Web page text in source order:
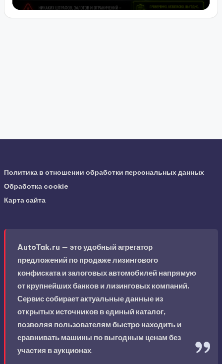
Политика в отношении обработки персональных данных
Обработка cookie
Карта сайта
AutoTak.ru — это удобный агрегатор
предложений по продаже лизингового
конфиската и залоговых автомобилей напрямую
от крупнейших банков и лизинговых компаний.
Сервис собирает актуальные данные из
открытых источников в единый каталог,
позволяя пользователям быстро находить и
сравнивать машины по выгодным ценам без
участия в аукционах.